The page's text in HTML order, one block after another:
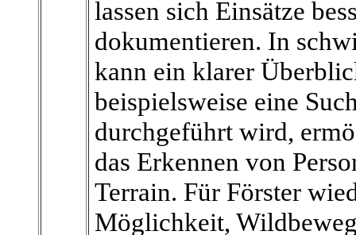
lassen sich Einsätze
dokumentieren. In
kann ein klarer
beispielsweise eine
durchgeführt wird,
das Erkennen von
Terrain. Für Förster
Möglichkeit,